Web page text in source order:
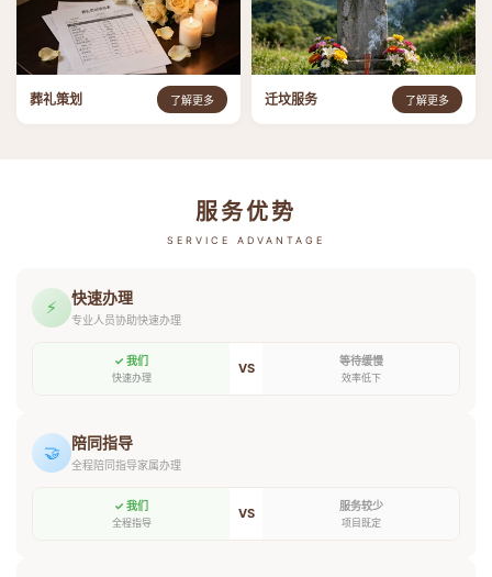
葬礼策划 了解更多 迁坟服务 了解更多
服务优势
SERVICE ADVANTAGE
⚡ 快速办理
专业人员协助快速办理
✓ 我们
快速办理
VS 等待缓慢
效率低下
🤝 陪同指导
全程陪同指导家属办理
✓ 我们
全程指导
VS 服务较少
项目既定